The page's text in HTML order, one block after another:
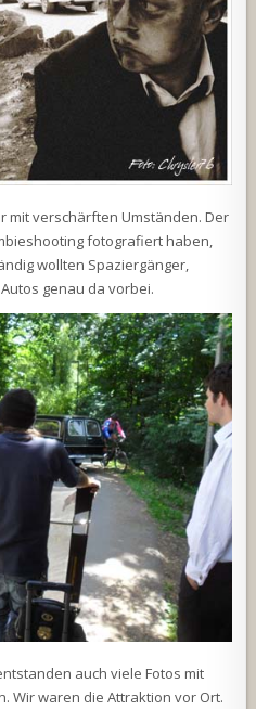
mit verschärften Umständen. Der
fotografiert haben,
wollten Spaziergänger,
genau da vorbei.
auch viele Fotos mit
Wir waren die Attraktion vor Ort.